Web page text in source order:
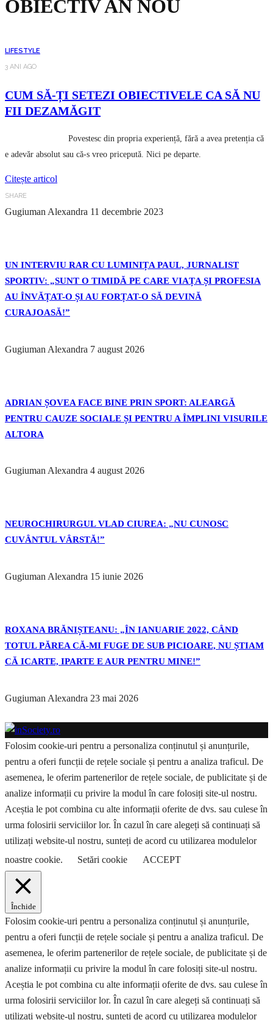
OBIECTIV AN NOU
LIFESTYLE
3 ANI AGO
CUM SĂ-ȚI SETEZI OBIECTIVELE CA SĂ NU
FII DEZAMĂGIT
Povestesc din propria experiență, fără a avea pretenția că
e adevăr absolut sau că-s vreo pricepută. Nici pe departe.
Citește articol
SHARE
Gugiuman Alexandra 11 decembrie 2023
UN INTERVIU RAR CU LUMINIȚA PAUL, JURNALIST
SPORTIV: „SUNT O TIMIDĂ PE CARE VIAȚA ȘI PROFESIA
AU ÎNVĂȚAT-O ȘI AU FORȚAT-O SĂ DEVINĂ
CURAJOASĂ!”
Gugiuman Alexandra 7 august 2026
ADRIAN ȘOVEA FACE BINE PRIN SPORT: ALEARGĂ
PENTRU CAUZE SOCIALE ȘI PENTRU A ÎMPLINI VISURILE
ALTORA
Gugiuman Alexandra 4 august 2026
NEUROCHIRURGUL VLAD CIUREA: „NU CUNOSC
CUVÂNTUL VÂRSTĂ!”
Gugiuman Alexandra 15 iunie 2026
ROXANA BRĂNIȘTEANU: „ÎN IANUARIE 2022, CÂND
TOTUL PĂREA CĂ-MI FUGE DE SUB PICIOARE, NU ȘTIAM
CĂ ICARTE, IPARTE E AUR PENTRU MINE!”
Gugiuman Alexandra 23 mai 2026
Folosim cookie-uri pentru a personaliza conținutul și anunțurile,
pentru a oferi funcții de rețele sociale și pentru a analiza traficul. De
asemenea, le oferim partenerilor de rețele sociale, de publicitate și de
analize informații cu privire la modul în care folosiți site-ul nostru.
Aceștia le pot combina cu alte informații oferite de dvs. sau culese în
urma folosirii serviciilor lor. În cazul în care alegeți să continuați să
utilizați website-ul nostru, sunteți de acord cu utilizarea modulelor
noastre cookie.
Setări cookie ACCEPT
Închide
Folosim cookie-uri pentru a personaliza conținutul și anunțurile,
pentru a oferi funcții de rețele sociale și pentru a analiza traficul. De
asemenea, le oferim partenerilor de rețele sociale, de publicitate și de
analize informații cu privire la modul în care folosiți site-ul nostru.
Aceștia le pot combina cu alte informații oferite de dvs. sau culese în
urma folosirii serviciilor lor. În cazul în care alegeți să continuați să
utilizați website-ul nostru, sunteți de acord cu utilizarea modulelor